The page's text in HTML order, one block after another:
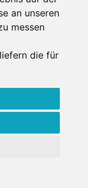
an unseren
messen
die für